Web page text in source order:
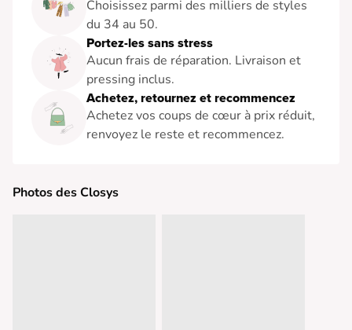
Choisissez parmi des milliers de styles
du 34 au 50.
Portez-les sans stress
Aucun frais de réparation. Livraison et
pressing inclus.
Achetez, retournez et recommencez
Achetez vos coups de cœur à prix réduit,
renvoyez le reste et recommencez.
Photos des Closys